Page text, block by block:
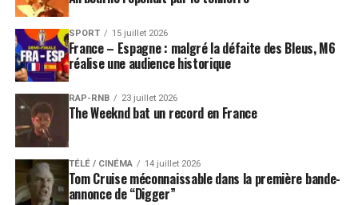
cette manière d’aborder l’identité ou la marginalité
n’ont rien perdu de leur force. Dans un contexte où les
questions liées à l’expression de genre, à l’individualité
et à la différence restent particulièrement débattues, le
premier album de Placebo apparaît même
étonnamment actuel.
Douze chansons revisitées dans
Placebo RE
SPORT 15 juillet 2026
France – Espagne : malgré la défaite des Bleus, M6
réalise une audience historique
RAP-RNB 23 juillet 2026
The Weeknd bat un record en France
TÉLÉ / CINÉMA 14 juillet 2026
Tom Cruise méconnaissable dans la première bande-
annonce de “Digger”